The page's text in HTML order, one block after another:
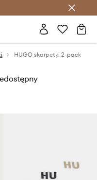
Club >
HUGO skarpetki 2-pack